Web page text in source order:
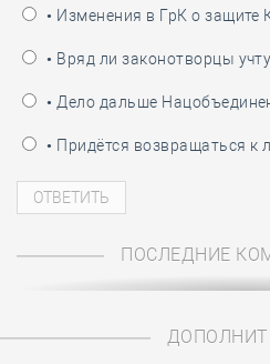
• Изменения в ГрК о защите
• Вряд ли законотворцы
• Дело дальше
• Придётся возвращаться к
ПОСЛЕДНИЕ